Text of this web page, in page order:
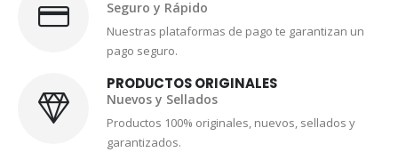
Seguro y Rápido
Nuestras plataformas de pago te garantizan un
pago seguro.
PRODUCTOS ORIGINALES
Nuevos y Sellados
Productos 100% originales, nuevos, sellados y
garantizados.